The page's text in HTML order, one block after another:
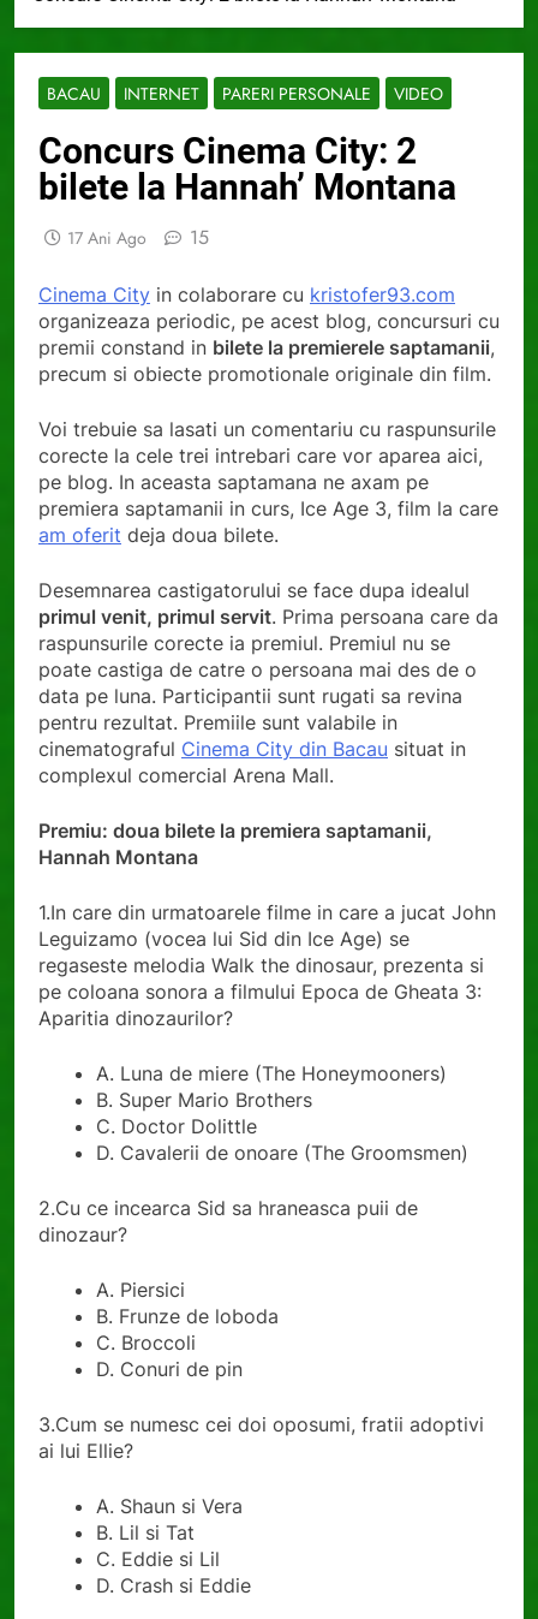
BACAU INTERNET PARERI PERSONALE VIDEO
Concurs Cinema City: 2
bilete la Hannah’ Montana
17 Ani Ago 15
Cinema City in colaborare cu kristofer93.com
organizeaza periodic, pe acest blog, concursuri cu
premii constand in bilete la premierele saptamanii,
precum si obiecte promotionale originale din film.
Voi trebuie sa lasati un comentariu cu raspunsurile
corecte la cele trei intrebari care vor aparea aici,
pe blog. In aceasta saptamana ne axam pe
premiera saptamanii in curs, Ice Age 3, film la care
am oferit deja doua bilete.
Desemnarea castigatorului se face dupa idealul
primul venit, primul servit. Prima persoana care da
raspunsurile corecte ia premiul. Premiul nu se
poate castiga de catre o persoana mai des de o
data pe luna. Participantii sunt rugati sa revina
pentru rezultat. Premiile sunt valabile in
cinematograful Cinema City din Bacau situat in
complexul comercial Arena Mall.
Premiu: doua bilete la premiera saptamanii,
Hannah Montana
1.In care din urmatoarele filme in care a jucat John
Leguizamo (vocea lui Sid din Ice Age) se
regaseste melodia Walk the dinosaur, prezenta si
pe coloana sonora a filmului Epoca de Gheata 3:
Aparitia dinozaurilor?
A. Luna de miere (The Honeymooners)
B. Super Mario Brothers
C. Doctor Dolittle
D. Cavalerii de onoare (The Groomsmen)
2.Cu ce incearca Sid sa hraneasca puii de
dinozaur?
A. Piersici
B. Frunze de loboda
C. Broccoli
D. Conuri de pin
3.Cum se numesc cei doi oposumi, fratii adoptivi
ai lui Ellie?
A. Shaun si Vera
B. Lil si Tat
C. Eddie si Lil
D. Crash si Eddie